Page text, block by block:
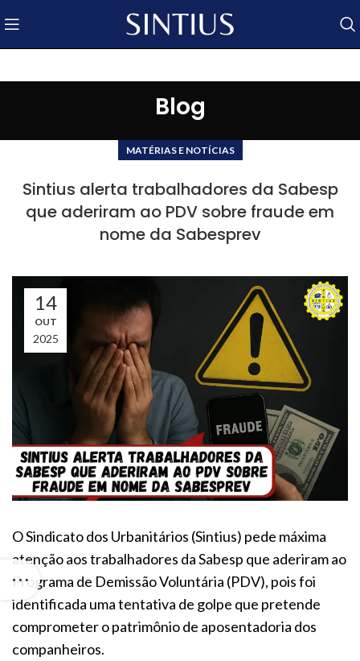
Blog
MATÉRIAS E NOTÍCIAS
Sintius alerta trabalhadores da Sabesp
que aderiram ao PDV sobre fraude em
nome da Sabesprev
14
OUT
2025
O Sindicato dos Urbanitários (Sintius) pede máxima
atenção aos trabalhadores da Sabesp que aderiram ao
Programa de Demissão Voluntária (PDV), pois foi
identificada uma tentativa de golpe que pretende
comprometer o patrimônio de aposentadoria dos
companheiros.